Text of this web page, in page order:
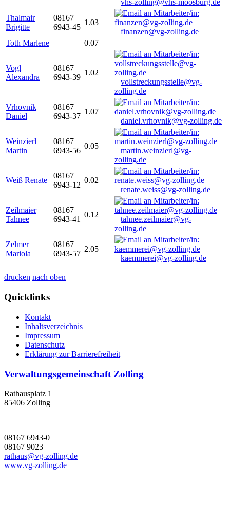
vhs-zolling@vhs-moosburg.de
Thalmair
Brigitte
08167
6943-45
1.03
finanzen@vg-zolling.de
Toth Marlene
0.07
Vogl
Alexandra
08167
6943-39
1.02
vollstreckungsstelle@vg-
zolling.de
Vrhovnik
Daniel
08167
6943-37
1.07
daniel.vrhovnik@vg-zolling.de
Weinzierl
Martin
08167
6943-56
0.05
martin.weinzierl@vg-
zolling.de
Weiß Renate
08167
6943-12
0.02
renate.weiss@vg-zolling.de
Zeilmaier
Tahnee
08167
6943-41
0.12
tahnee.zeilmaier@vg-
zolling.de
Zelmer
Mariola
08167
6943-57
2.05
kaemmerei@vg-zolling.de
drucken nach oben
Quicklinks
Kontakt
Inhaltsverzeichnis
Impressum
Datenschutz
Erklärung zur Barrierefreiheit
Verwaltungsgemeinschaft Zolling
Rathausplatz 1
85406 Zolling
08167 6943-0
08167 9023
rathaus@vg-zolling.de
www.vg-zolling.de